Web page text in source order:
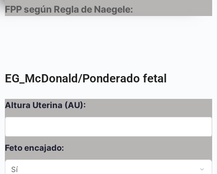
FPP según Regla de Naegele:
EG_McDonald/Ponderado fetal
Altura Uterina (AU):
Feto encajado: